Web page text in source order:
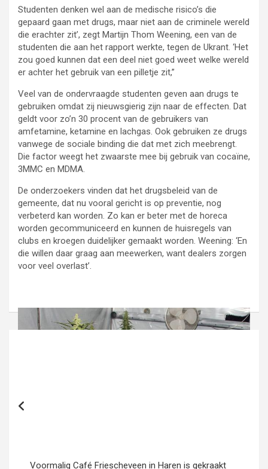
Studenten denken wel aan de medische risico’s die
gepaard gaan met drugs, maar niet aan de criminele wereld
die erachter zit’, zegt Martijn Thom Weening, een van de
studenten die aan het rapport werkte, tegen de Ukrant. ‘Het
zou goed kunnen dat een deel niet goed weet welke wereld
er achter het gebruik van een pilletje zit,”
Veel van de ondervraagde studenten geven aan drugs te
gebruiken omdat zij nieuwsgierig zijn naar de effecten. Dat
geldt voor zo’n 30 procent van de gebruikers van
amfetamine, ketamine en lachgas. Ook gebruiken ze drugs
vanwege de sociale binding die dat met zich meebrengt.
Die factor weegt het zwaarste mee bij gebruik van cocaïne,
3MMC en MDMA.
De onderzoekers vinden dat het drugsbeleid van de
gemeente, dat nu vooral gericht is op preventie, nog
verbeterd kan worden. Zo kan er beter met de horeca
worden gecommuniceerd en kunnen de huisregels van
clubs en kroegen duidelijker gemaakt worden. Weening: ‘En
die willen daar graag aan meewerken, want dealers zorgen
voor veel overlast’.
Voormalig Café Friescheveen in Haren is gekraakt